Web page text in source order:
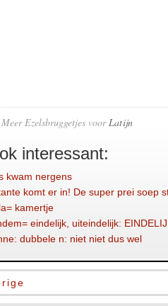
Meer Ezelsbruggetjes voorLatijn
interessant:
kwam nergens
komt er in! De super prei soep
kamertje
eindelijk, uiteindelijk:
dubbele n: niet niet dus wel